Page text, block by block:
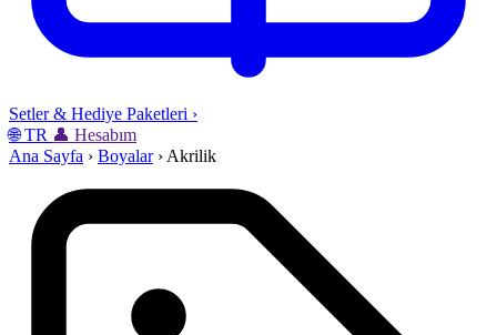
Setler & Hediye Paketleri ›
🌐 TR 👤 Hesabım
Ana Sayfa › Boyalar › Akrilik